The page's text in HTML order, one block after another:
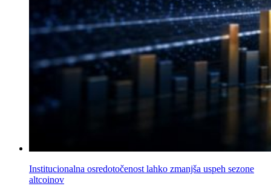
Institucionalna osredotočenost lahko zmanjša uspeh sezone
altcoinov